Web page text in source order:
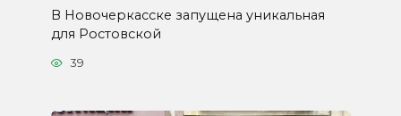
В Новочеркасске запущена уникальная
для Ростовской
39